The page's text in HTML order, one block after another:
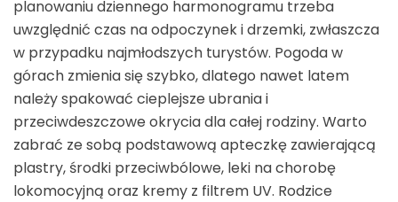
planowaniu dziennego harmonogramu trzeba
uwzględnić czas na odpoczynek i drzemki, zwłaszcza
w przypadku najmłodszych turystów. Pogoda w
górach zmienia się szybko, dlatego nawet latem
należy spakować cieplejsze ubrania i
przeciwdeszczowe okrycia dla całej rodziny. Warto
zabrać ze sobą podstawową apteczkę zawierającą
plastry, środki przeciwbólowe, leki na chorobę
lokomocyjną oraz kremy z filtrem UV. Rodzice